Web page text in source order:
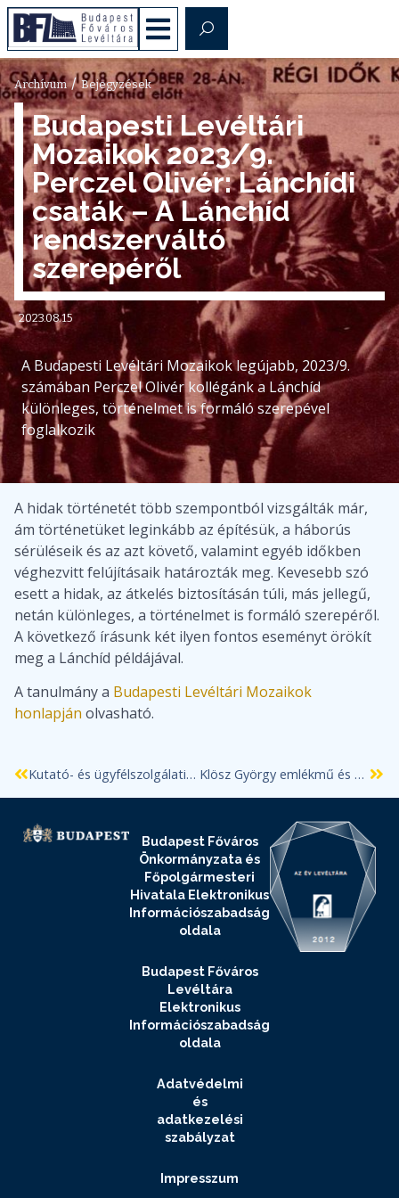
Archívum / Bejegyzések
Budapesti Levéltári
Mozaikok 2023/9.
Perczel Olivér: Lánchídi
csaták – A Lánchíd
rendszerváltó
szerepéről
2023.08.15
A Budapesti Levéltári Mozaikok legújabb, 2023/9.
számában Perczel Olivér kollégánk a Lánchíd
különleges, történelmet is formáló szerepével
foglalkozik
A hidak történetét több szempontból vizsgálták már,
ám történetüket leginkább az építésük, a háborús
sérüléseik és az azt követő, valamint egyéb időkben
véghezvitt felújításaik határozták meg. Kevesebb szó
esett a hidak, az átkelés biztosításán túli, más jellegű,
netán különleges, a történelmet is formáló szerepéről.
A következő írásunk két ilyen fontos eseményt örökít
meg a Lánchíd példájával.
A tanulmány a Budapesti Levéltári Mozaikok
honlapján olvasható.
Kutató- és ügyfélszolgálati hírek – nyári zárás Klösz György emlékmű és kiállítás
Budapest Főváros
Önkormányzata és
Főpolgármesteri
Hivatala Elektronikus
Információszabadság
oldala
Budapest Főváros
Levéltára
Elektronikus
Információszabadság
oldala
Adatvédelmi
és
adatkezelési
szabályzat
Impresszum